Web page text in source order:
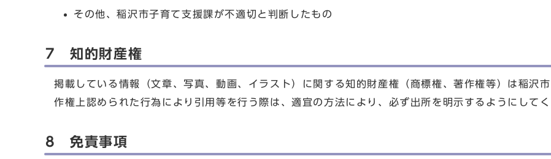
その他、稲沢市子育て支援課が不適切と判断したもの
7 知的財産権
掲載している情報（文章、写真、動画、イラスト）に関する知的財産権（商標権、著作権等）は稲沢
作権上認められた行為により引用等を行う際は、適宜の方法により、必ず出所を明示するようにしてく
8 免責事項